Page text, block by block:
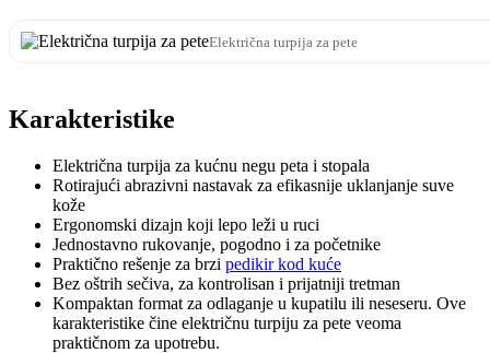
Električna turpija za pete
Karakteristike
Električna turpija za kućnu negu peta i stopala
Rotirajući abrazivni nastavak za efikasnije uklanjanje suve
kože
Ergonomski dizajn koji lepo leži u ruci
Jednostavno rukovanje, pogodno i za početnike
Praktično rešenje za brzi pedikir kod kuće
Bez oštrih sečiva, za kontrolisan i prijatniji tretman
Kompaktan format za odlaganje u kupatilu ili neseseru. Ove
karakteristike čine električnu turpiju za pete veoma
praktičnom za upotrebu.